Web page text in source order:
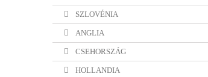
SZLOVÉNIA
ANGLIA
CSEHORSZÁG
HOLLANDIA